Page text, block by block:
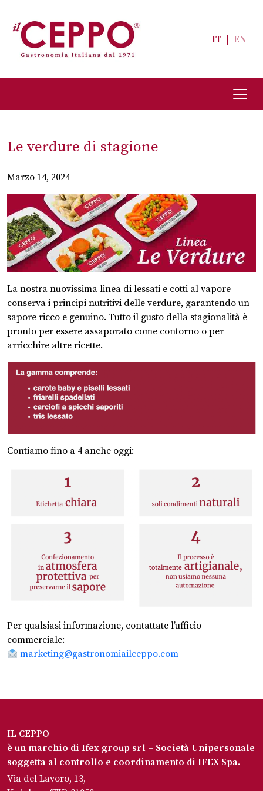
IT | EN
Le verdure di stagione
Marzo 14, 2024
La nostra nuovissima linea di lessati e cotti al vapore
conserva i principi nutritivi delle verdure, garantendo un
sapore ricco e genuino. Tutto il gusto della stagionalità è
pronto per essere assaporato come contorno o per
arricchire altre ricette.
Contiamo fino a 4 anche oggi:
Per qualsiasi informazione, contattate l’ufficio
commerciale:
marketing@gastronomiailceppo.com
IL CEPPO
è un marchio di Ifex group srl – Società Unipersonale
soggetta al controllo e coordinamento di IFEX Spa.
Via del Lavoro, 13,